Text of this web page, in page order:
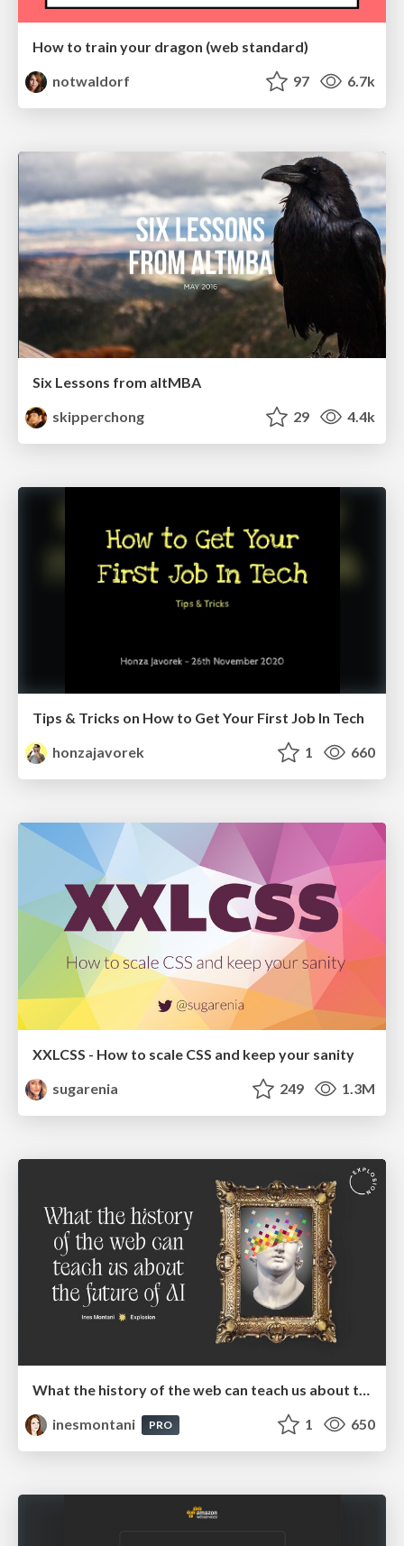
How to train your dragon (web standard)
notwaldorf
97 6.7k
Six Lessons from altMBA
skipperchong
29 4.4k
Tips & Tricks on How to Get Your First Job In Tech
honzajavorek
1 660
XXLCSS - How to scale CSS and keep your sanity
sugarenia
249 1.3M
What the history of the web can teach us about the future of AI
inesmontani
PRO 1 650